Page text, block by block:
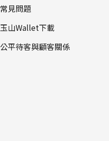
常見問題
玉山Wallet下載
公平待客與顧客關係